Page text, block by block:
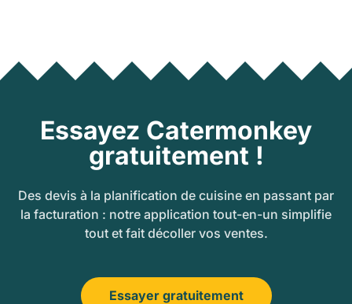
Essayez Catermonkey
gratuitement !
Des devis à la planification de cuisine en passant par
la facturation : notre application tout-en-un simplifie
tout et fait décoller vos ventes.
Essayer gratuitement